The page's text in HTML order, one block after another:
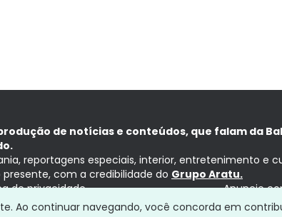
de notícias e conteúdos, que falam da
reportagens especiais, interior, entretenimento e
com a credibilidade do Grupo Aratu.
de privacidade Anuncie
Ao continuar navegando, você concorda em